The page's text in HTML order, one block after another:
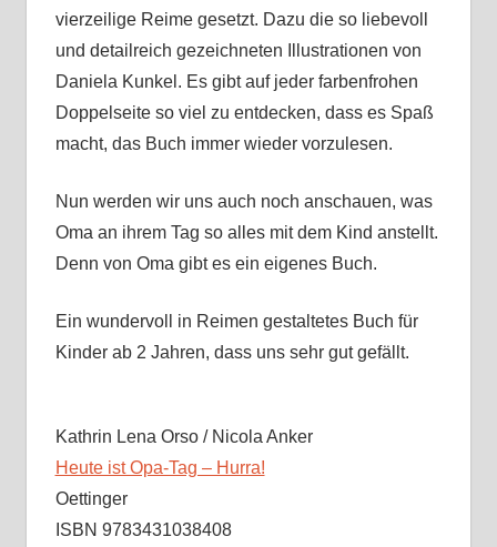
vierzeilige Reime gesetzt. Dazu die so liebevoll
und detailreich gezeichneten Illustrationen von
Daniela Kunkel. Es gibt auf jeder farbenfrohen
Doppelseite so viel zu entdecken, dass es Spaß
macht, das Buch immer wieder vorzulesen.
Nun werden wir uns auch noch anschauen, was
Oma an ihrem Tag so alles mit dem Kind anstellt.
Denn von Oma gibt es ein eigenes Buch.
Ein wundervoll in Reimen gestaltetes Buch für
Kinder ab 2 Jahren, dass uns sehr gut gefällt.
Kathrin Lena Orso / Nicola Anker
Heute ist Opa-Tag – Hurra!
Oettinger
ISBN 9783431038408